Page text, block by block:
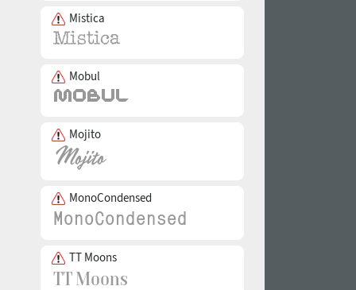
Mistica
Mobul
Mojito
MonoCondensed
TT Moons